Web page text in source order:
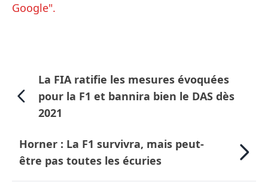
Google".
La FIA ratifie les mesures évoquées
pour la F1 et bannira bien le DAS dès
2021
Horner : La F1 survivra, mais peut-
être pas toutes les écuries